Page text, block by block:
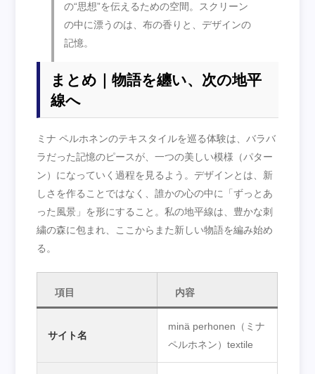
の“思想”を伝えるための空間。スクリーン
の中に漂うのは、布の香りと、デザインの
記憶。
まとめ｜物語を纏い、次の地平
線へ
ミナ ペルホネンのテキスタイルを巡る体験は、バラバ
ラだった記憶のピースが、一つの美しい模様（パター
ン）になっていく過程を見るよう。デザインとは、新
しさを作ることではなく、誰かの心の中に「ずっとあ
った風景」を形にすること。私の地平線は、豊かな刺
繍の森に包まれ、ここからまた新しい物語を編み始め
る。
項目 内容
サイト名
minä perhonen（ミナ
ペルホネン）textile